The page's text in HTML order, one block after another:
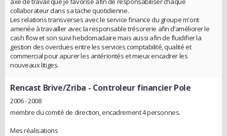
collaborateur dans sa tache quotidienne.
Les relations transverses avec le service finance du groupe m'ont
amenée à travailler avec la responsable trésorerie afin d’améliorer le
cash flow et son suivi hebdomadaire mais aussi afin de fluidifier la
gestion des overdues entre les services comptabilité, qualité et
commercial pour apurer les antériorités et mieux encadrer les
nouveaux litiges.
Rencast Brive/Zriba - Controleur financier Pole
2006 - 2008
membre du comité de direction, encadrement 4 personnes.
Mes réalisations